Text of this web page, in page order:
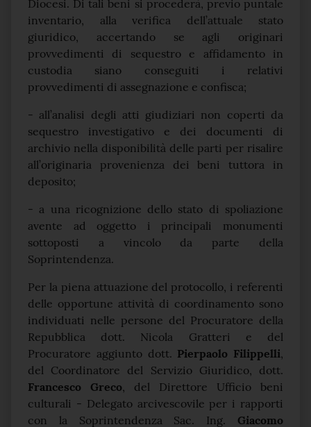
Diocesi. Di tali beni si procederà, previo puntale
inventario, alla verifica dell’attuale stato
giuridico, accertando se agli originari
provvedimenti di sequestro e affidamento in
custodia siano conseguiti i relativi
provvedimenti di assegnazione e confisca;
- all’analisi degli atti giudiziari non coperti da
sequestro investigativo e dei documenti di
archivio nella disponibilità delle parti per risalire
all’originaria provenienza dei beni tuttora in
deposito;
- a una ricognizione dello stato di spoliazione
avente ad oggetto i principali monumenti
sottoposti a vincolo da parte della
Soprintendenza.
Per la piena attuazione del protocollo, i referenti
delle opportune attività di coordinamento sono
individuati nelle persone del Procuratore della
Repubblica dott. Nicola Gratteri e del
Procuratore aggiunto dott. Pierpaolo Filippelli,
del Coordinatore del Servizio Giuridico, dott.
Francesco Greco, del Direttore Ufficio beni
culturali - Delegato arcivescovile per i rapporti
con la Soprintendenza Sac. Ing. Giacomo